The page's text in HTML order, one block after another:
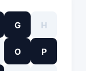
G H
O P